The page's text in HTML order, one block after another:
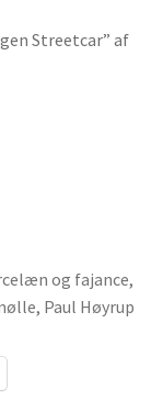
Streetcar” af
og fajance,
, Paul Høyrup